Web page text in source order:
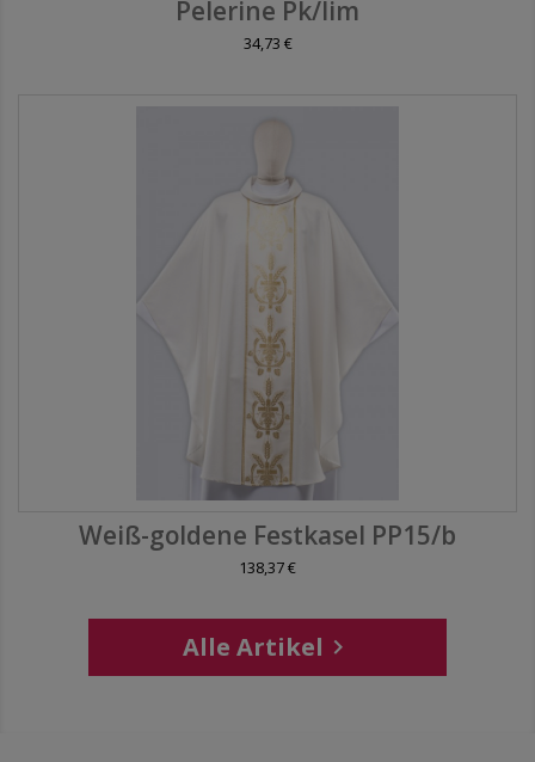
Pelerine Pk/lim
34,73 €
Weiß-goldene Festkasel PP15/b
138,37 €
Alle Artikel 